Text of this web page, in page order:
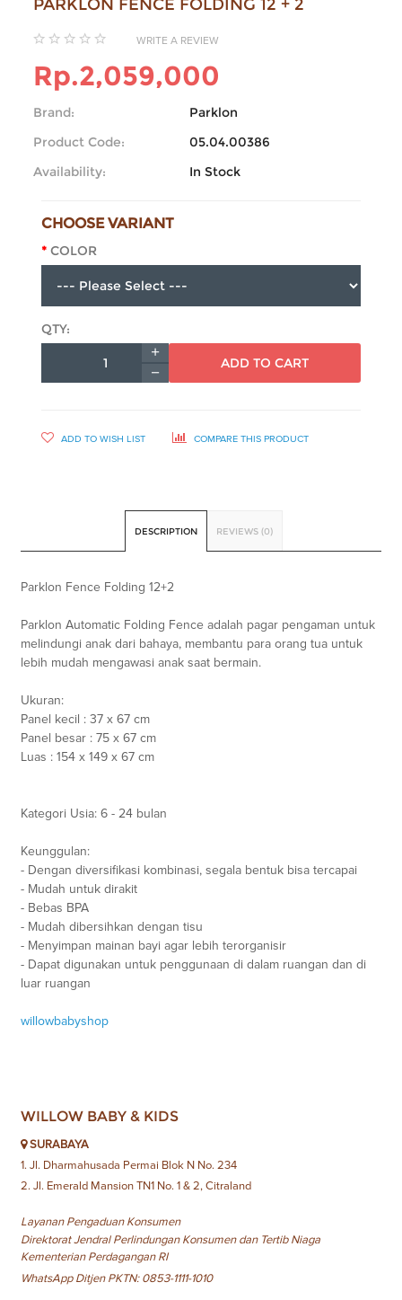
PARKLON FENCE FOLDING 12 + 2
WRITE A REVIEW
Rp.2,059,000
Brand:
Parklon
Product Code:
05.04.00386
Availability:
In Stock
CHOOSE VARIANT
COLOR
QTY:
ADD TO CART
ADD TO WISH LIST COMPARE THIS PRODUCT
DESCRIPTION REVIEWS (0)
Parklon Fence Folding 12+2
Parklon Automatic Folding Fence adalah pagar pengaman untuk
melindungi anak dari bahaya, membantu para orang tua untuk
lebih mudah mengawasi anak saat bermain.
Ukuran:
Panel kecil : 37 x 67 cm
Panel besar : 75 x 67 cm
Luas : 154 x 149 x 67 cm
Kategori Usia: 6 - 24 bulan
Keunggulan:
- Dengan diversifikasi kombinasi, segala bentuk bisa tercapai
- Mudah untuk dirakit
- Bebas BPA
- Mudah dibersihkan dengan tisu
- Menyimpan mainan bayi agar lebih terorganisir
- Dapat digunakan untuk penggunaan di dalam ruangan dan di
luar ruangan
willowbabyshop
WILLOW BABY & KIDS
SURABAYA
1. Jl. Dharmahusada Permai Blok N No. 234
2. Jl. Emerald Mansion TN1 No. 1 & 2, Citraland
Layanan Pengaduan Konsumen
Direktorat Jendral Perlindungan Konsumen dan Tertib Niaga
Kementerian Perdagangan RI
WhatsApp Ditjen PKTN: 0853-1111-1010